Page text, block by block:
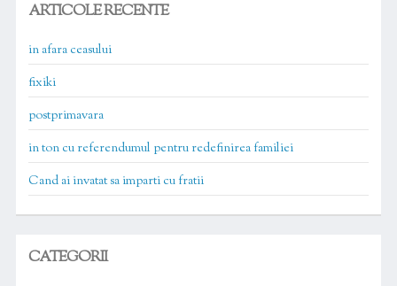
ARTICOLE RECENTE
in afara ceasului
fixiki
postprimavara
in ton cu referendumul pentru redefinirea familiei
Cand ai invatat sa imparti cu fratii
CATEGORII